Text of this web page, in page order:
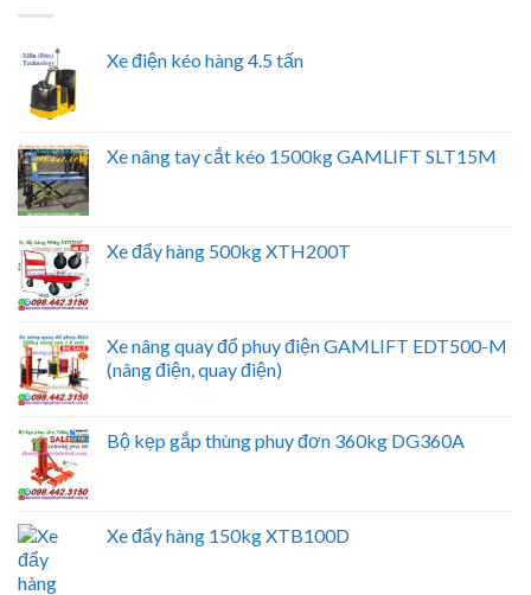
Xe điện kéo hàng 4.5 tấn
Xe nâng tay cắt kéo 1500kg GAMLIFT SLT15M
Xe đẩy hàng 500kg XTH200T
Xe nâng quay đổ phuy điện GAMLIFT EDT500-M
(nâng điện, quay điện)
Bộ kẹp gắp thùng phuy đơn 360kg DG360A
Xe đẩy hàng 150kg XTB100D